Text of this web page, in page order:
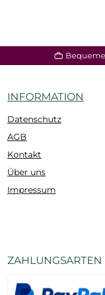
INFORMATION
Datenschutz
AGB
Kontakt
Über uns
Impressum
ZAHLUNGSARTEN